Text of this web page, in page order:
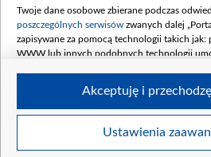
kwiecień 180 mln, 7 maja
czerwca 90 mln)
Dofinansowanie 250 000
4 sierpnia 250 mln
Twoje dane osobowe zbierane podczas
poszczególnych serwisów zwanych dalej
zapisywane za pomocą technologii takich jak:
WWW lub innych podobnych technologii
Twoje dane osobowe zbierane podczas
Ustawienia
Akceptuję i